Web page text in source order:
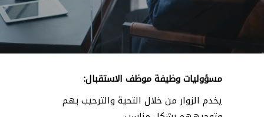
مسؤوليات وظيفة موظف الاستقبال:
يخدم الزوار من خلال التحية والترحيب بهم